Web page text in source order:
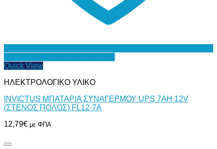
Quick View
ΗΛΕΚΤΡΟΛΟΓΙΚΟ ΥΛΙΚΟ
INVICTUS ΜΠΑΤΑΡΙΑ ΣΥΝΑΓΕΡΜΟΥ UPS 7AH 12V
(ΣΤΕΝΟΣ ΠΟΛΟΣ) FL12-7A
12,79€ με ΦΠΑ